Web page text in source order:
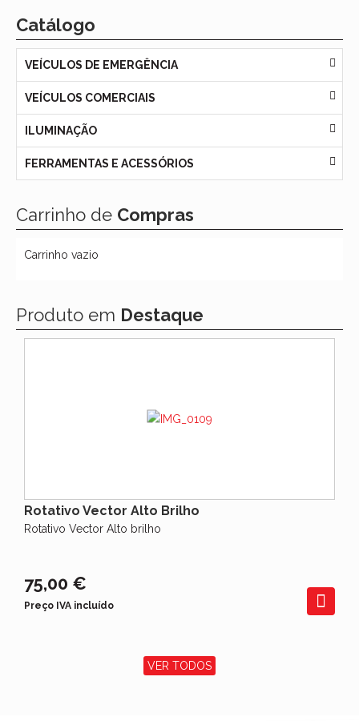
Catálogo
VEÍCULOS DE EMERGÊNCIA
VEÍCULOS COMERCIAIS
ILUMINAÇÃO
FERRAMENTAS E ACESSÓRIOS
Carrinho de Compras
Carrinho vazio
Produto em Destaque
Rotativo Vector Alto Brilho
Rotativo Vector Alto brilho
75,00 €
Preço IVA incluído
VER TODOS